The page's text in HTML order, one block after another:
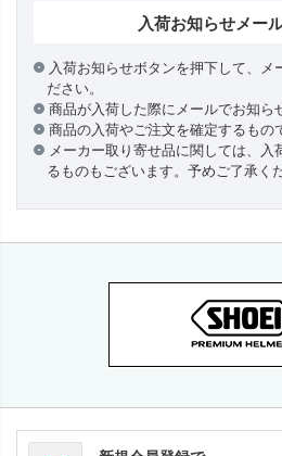
入荷お知らせメー
入荷お知らせボタンを押下して、メ
ださい。
商品が入荷した際にメールでお知ら
商品の入荷やご注文を確定するもの
メーカー取り寄せ品に関しては、入
るものもございます。予めご了承く